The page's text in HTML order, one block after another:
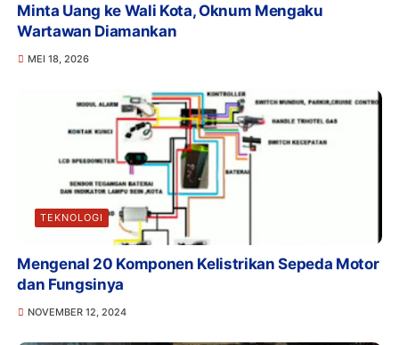
Minta Uang ke Wali Kota, Oknum Mengaku
Wartawan Diamankan
MEI 18, 2026
TEKNOLOGI
Mengenal 20 Komponen Kelistrikan Sepeda Motor
dan Fungsinya
NOVEMBER 12, 2024